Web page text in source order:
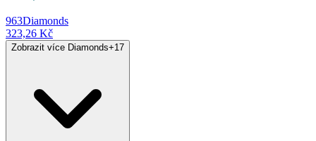
963Diamonds
323,26 Kč
Zobrazit více Diamonds+17